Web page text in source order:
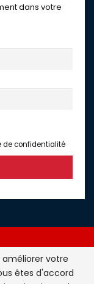
dans votre
de confidentialité
la France et du
améliorer votre
êtes d'accord